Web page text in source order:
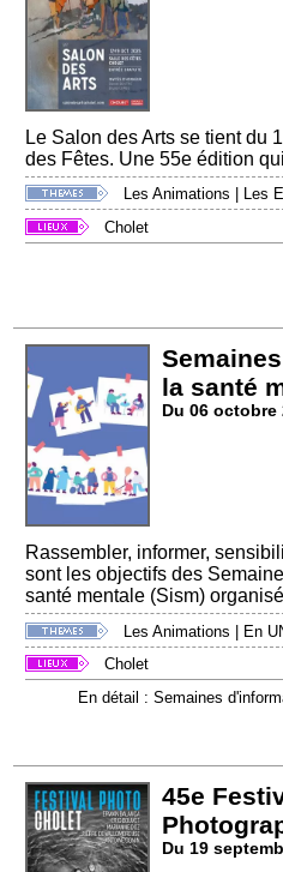
Le Salon des Arts se tient du
des Fêtes. Une 55e édition
Les Animations Les
Cholet
la santé
Du 06 octobre
Rassembler, informer,
sont les objectifs des
santé mentale (Sism)
Les Animations
En
Cholet
En détail : Semaines
45e
Du 19